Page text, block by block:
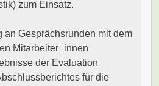
zum Einsatz.
Gesprächsrunden mit dem
Mitarbeiter_innen
der Evaluation
für die